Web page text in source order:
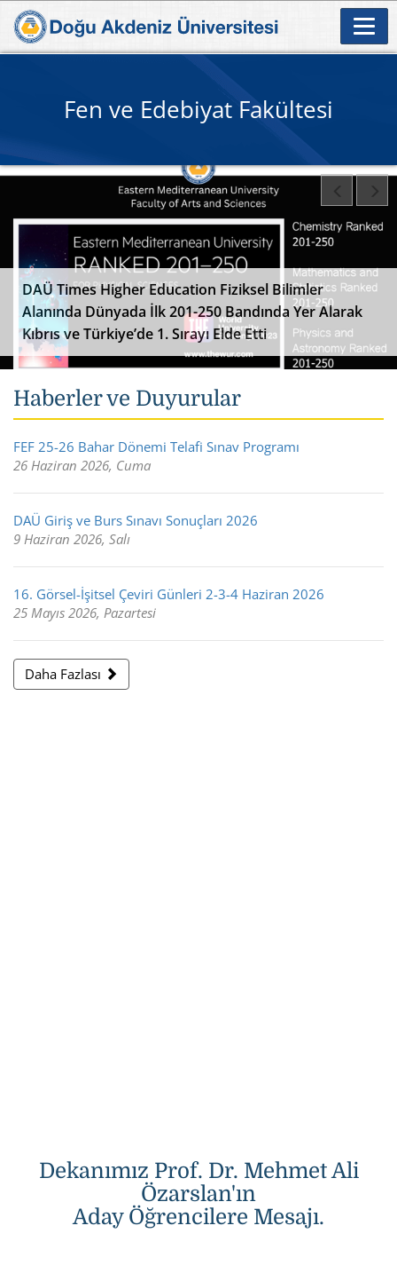
Fen ve Edebiyat Fakültesi
DAÜ Times Higher Education Fiziksel Bilimler
Alanında Dünyada İlk 201-250 Bandında Yer Alarak
Kıbrıs ve Türkiye’de 1. Sırayı Elde Etti
Haberler ve Duyurular
FEF 25-26 Bahar Dönemi Telafi Sınav Programı
26 Haziran 2026, Cuma
DAÜ Giriş ve Burs Sınavı Sonuçları 2026
9 Haziran 2026, Salı
16. Görsel-İşitsel Çeviri Günleri 2-3-4 Haziran 2026
25 Mayıs 2026, Pazartesi
Daha Fazlası
Dekanımız Prof. Dr. Mehmet Ali
Özarslan'ın
Aday Öğrencilere Mesajı.